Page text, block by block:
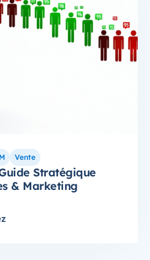
Vente
Stratégique
& Marketing